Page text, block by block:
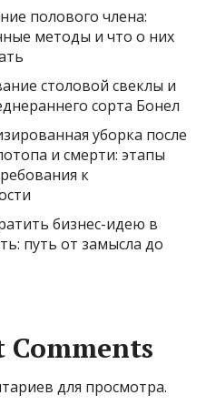
полового члена:
методы и что о них
столовой свеклы и
сорта Бонел
уборка после
и смерти: этапы
к
бизнес-идею в
путь от замысла до
Comments
для просмотра.